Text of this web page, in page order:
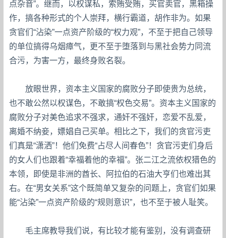
点杂音”。继而，以权谋私，索贿受贿，买官卖官，黑箱操
作，搞各种形式的个人崇拜，横行霸道，胡作非为。如果
贪官们“沾染”一点资产阶级的“权力观”，不至于把自己领导
的单位搞得乌烟瘴气，更不至于堕落到与黑社会势力同流
合污，为害一方，最终身败名裂。
放眼世界，资本主义国家的腐败分子即使贵为总统，
也不敢公然以权谋色，不敢搞“权色交易”。资本主义国家的
腐败分子对美色追求不强求，通奸不强奸，恋爱不乱爱，
离婚不纳妾，嫖娼自己买单。相比之下，我们的贪官污吏
们真是“潇洒”！他们免费“占尽人间春色”！贪官污吏们身后
的女人们也跟着“幸福着他的幸福”。张二江之流依权猎色的
本领，即使是非洲的酋长、阿拉伯的石油大亨们也难出其
右。在“男女关系”这个既简单又复杂的问题上，贪官们如果
能“沾染”一点资产阶级的“规则意识”，也不至于被人耻笑。
毛主席教导我们说，有比较才能有鉴别，没有调查研